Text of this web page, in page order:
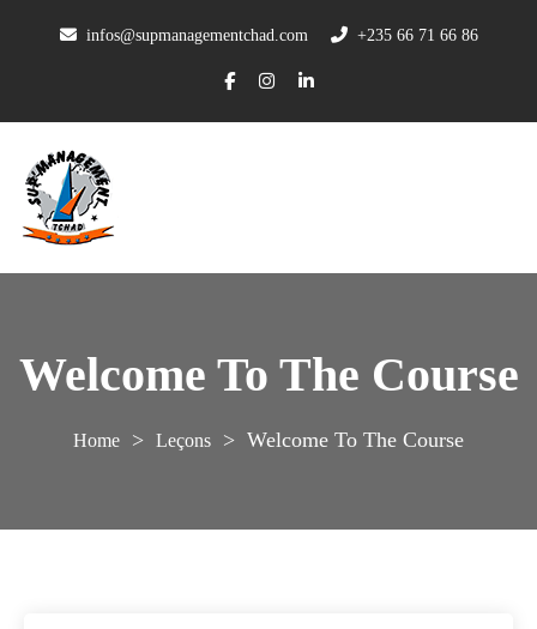
infos@supmanagementchad.com +235 66 71 66 86
Welcome To The Course
> Leçons > Welcome To The Course